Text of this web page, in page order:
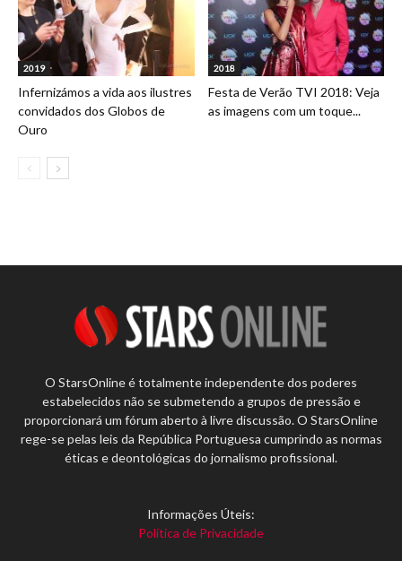
2019
Infernizámos a vida aos ilustres
convidados dos Globos de
Ouro
2018
Festa de Verão TVI 2018: Veja
as imagens com um toque...
O StarsOnline é totalmente independente dos poderes
estabelecidos não se submetendo a grupos de pressão e
proporcionará um fórum aberto à livre discussão. O StarsOnline
rege-se pelas leis da República Portuguesa cumprindo as normas
éticas e deontológicas do jornalismo profissional.
Informações Úteis:
Política de Privacidade